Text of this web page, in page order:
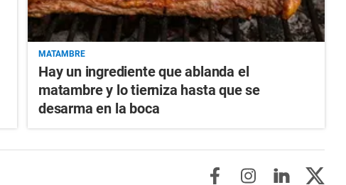
MATAMBRE
Hay un ingrediente que ablanda el
matambre y lo tierniza hasta que se
desarma en la boca